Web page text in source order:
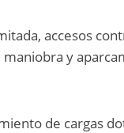
accesos
y
de cargas